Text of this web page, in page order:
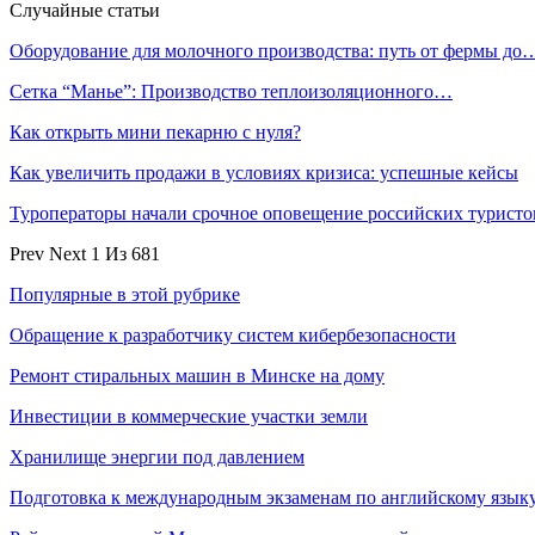
Случайные статьи
Оборудование для молочного производства: путь от фермы
Сетка “Манье”: Производство теплоизоляционного…
Как открыть мини пекарню с нуля?
Как увеличить продажи в условиях кризиса: успешные кейсы
Туроператоры начали срочное оповещение российских
Prev Next 1 Из 681
Популярные в этой рубрике
Обращение к разработчику систем кибербезопасности
Ремонт стиральных машин в Минске на дому
Инвестиции в коммерческие участки земли
Хранилище энергии под давлением
Подготовка к международным экзаменам по английскому